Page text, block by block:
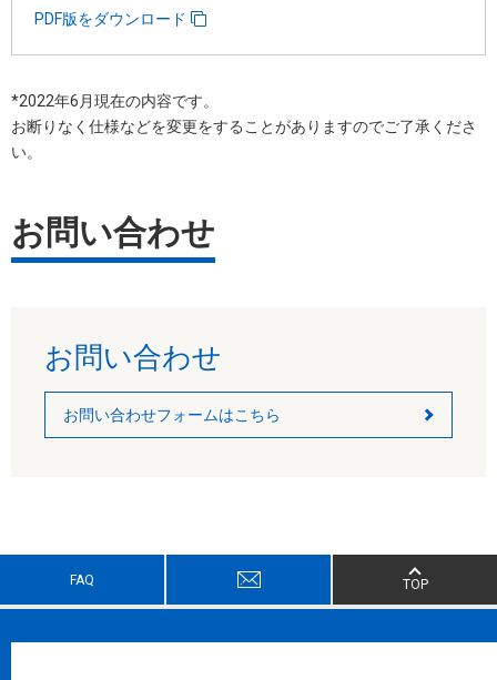
PDF版をダウンロード
*2022年6月現在の内容です。
お断りなく仕様などを変更をすることがありますのでご了承くださ
い。
お問い合わせ
お問い合わせ
お問い合わせフォームはこちら
FAQ TOP